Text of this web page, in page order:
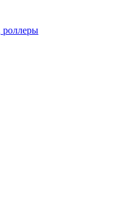
роллеры